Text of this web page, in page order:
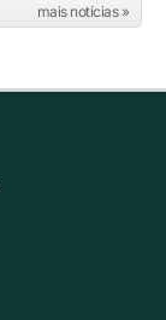
mais notícias »